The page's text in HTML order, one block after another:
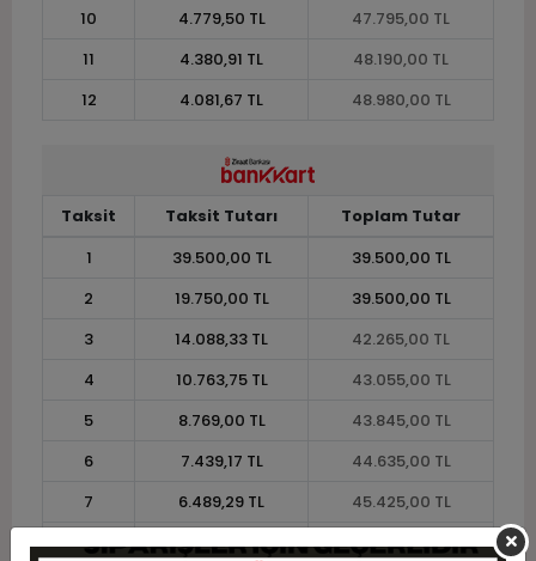
10
4.779,50 TL
47.795,00 TL
11
4.380,91 TL
48.190,00 TL
12
4.081,67 TL 48.980,00 TL
Taksit Taksit Tutarı
Toplam Tutar
1
39.500,00 TL
39.500,00 TL
2
19.750,00 TL
39.500,00 TL
3
14.088,33 TL
42.265,00 TL
4
10.763,75 TL
43.055,00 TL
5
8.769,00 TL
43.845,00 TL
6
7.439,17 TL
44.635,00 TL
7
6.489,29 TL
45.425,00 TL
8
5.776,88 TL
46.215,00 TL